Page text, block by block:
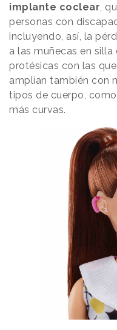
implante coclear,
personas con
incluyendo, así, la
a las muñecas en
protésicas con las
amplían también con
tipos de cuerpo,
más curvas.